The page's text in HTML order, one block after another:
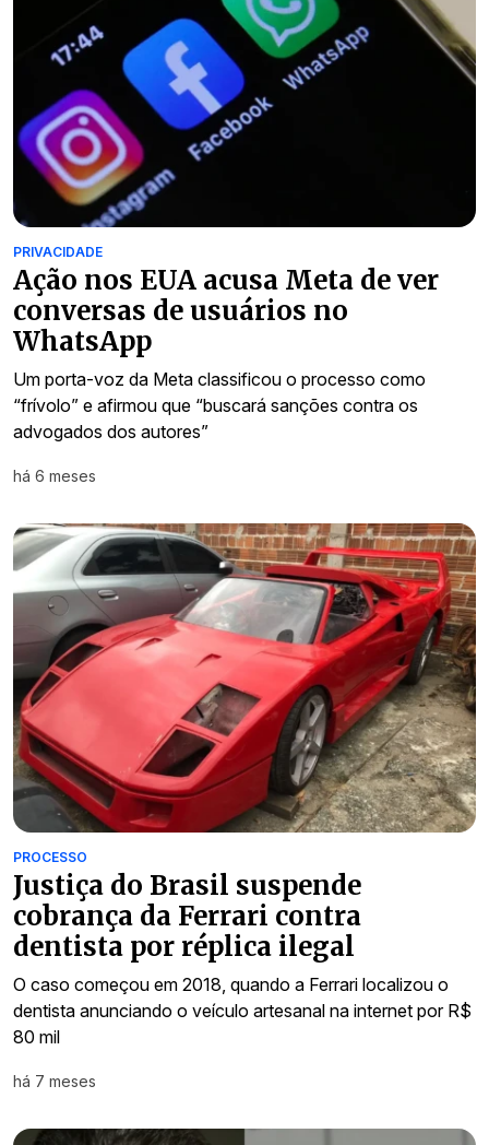
PRIVACIDADE
Ação nos EUA acusa Meta de ver
conversas de usuários no
WhatsApp
Um porta-voz da Meta classificou o processo como
“frívolo” e afirmou que “buscará sanções contra os
advogados dos autores”
há 6 meses
PROCESSO
Justiça do Brasil suspende
cobrança da Ferrari contra
dentista por réplica ilegal
O caso começou em 2018, quando a Ferrari localizou o
dentista anunciando o veículo artesanal na internet por R$
80 mil
há 7 meses